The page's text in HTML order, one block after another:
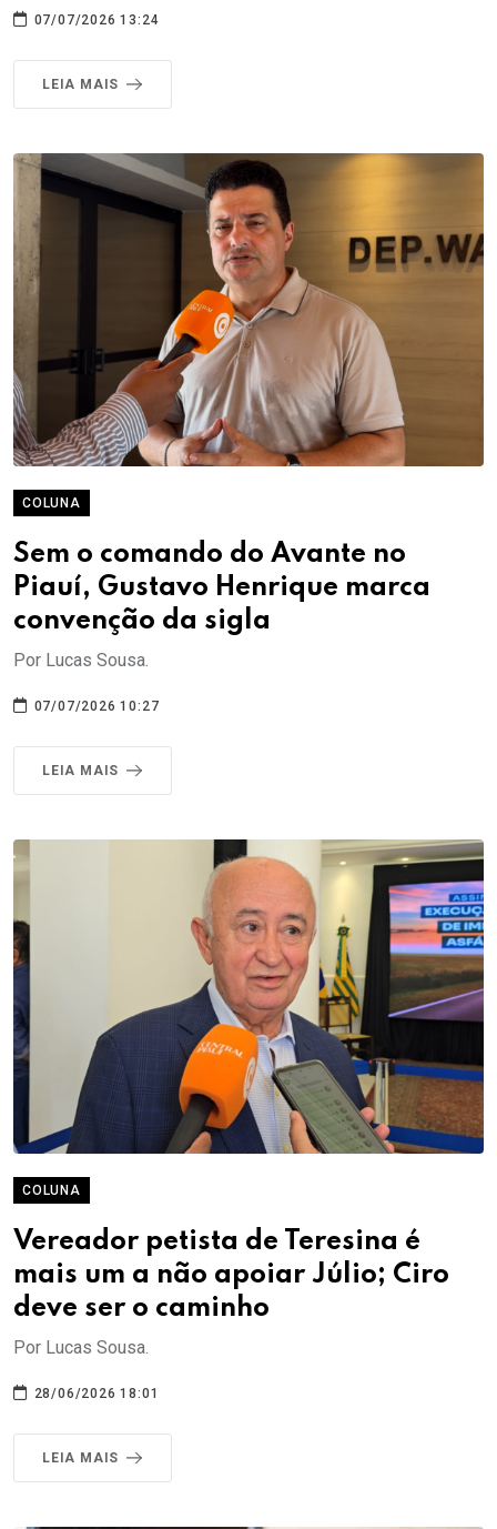
07/07/2026 13:24
LEIA MAIS
COLUNA
Sem o comando do Avante no
Piauí, Gustavo Henrique marca
convenção da sigla
Por Lucas Sousa.
07/07/2026 10:27
LEIA MAIS
COLUNA
Vereador petista de Teresina é
mais um a não apoiar Júlio; Ciro
deve ser o caminho
Por Lucas Sousa.
28/06/2026 18:01
LEIA MAIS